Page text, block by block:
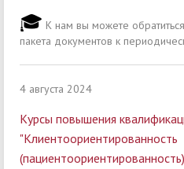
🎓 К нам вы можете
пакета документов к
4 августа 2024
Курсы повышения
"Клиентоориентированность